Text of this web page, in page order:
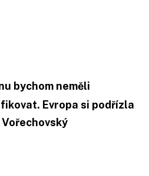
bychom neměli
Evropa si podřízla